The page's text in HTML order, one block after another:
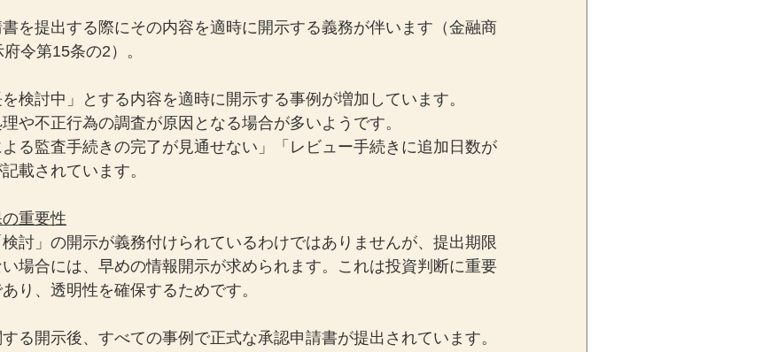
を提出する際にその内容を適時に開示する義務が伴います（金融商
令第15条の2）。
検討中」とする内容を適時に開示する事例が増加しています。
や不正行為の調査が原因となる場合が多いようです。
る監査手続きの完了が見通せない」「レビュー手続きに追加日数が
載されています。
重要性
討」の開示が義務付けられているわけではありませんが、提出期限
場合には、早めの情報開示が求められます。これは投資判断に重要
り、透明性を確保するためです。
る開示後、すべての事例で正式な承認申請書が提出されています。